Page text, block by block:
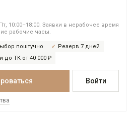
10:00–18:00. Заявки в нерабочее время
рабочие часы.
поштучно
Резерв 7 дней
до ТК от 40 000 ₽
Войти